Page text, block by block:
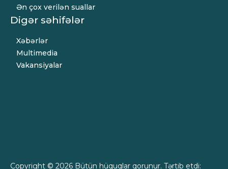
Ən çox verilən suallar
Digər səhifələr
Xəbərlər
Multimedia
Vakansiyalar
Copyright © 2026 Bütün hüquqlar qorunur. Tərtib etdi: